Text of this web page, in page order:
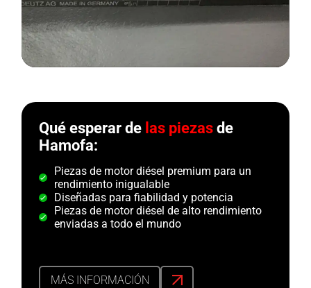
Qué esperar de las piezasde
Hamofa:
Piezas de motor diésel premium para un
rendimiento inigualable
Diseñadas para fiabilidad y potencia
Piezas de motor diésel de alto rendimiento
enviadas a todo el mundo
MÁS INFORMACIÓN